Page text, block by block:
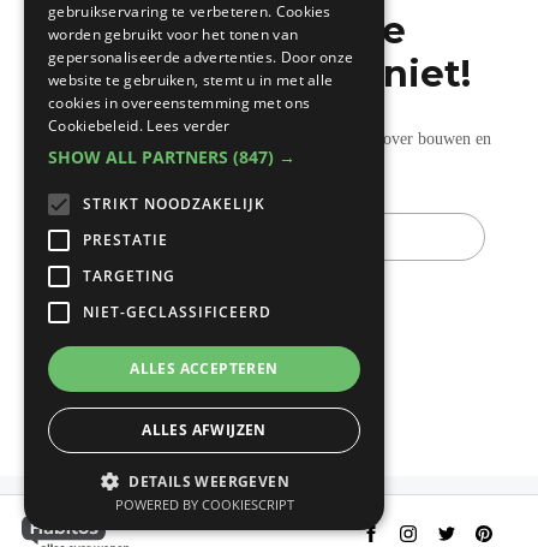
Mis de laatste
bouwnieuwtjes niet!
Ontvang onze wekelijkse updates vol nuttige tips over bouwen en
verbouwen.
E-
mail
gebruikservaring te verbeteren. Cookies
worden gebruikt voor het tonen van
gepersonaliseerde advertenties. Door onze
website te gebruiken, stemt u in met alle
cookies in overeenstemming met ons
Cookiebeleid. Lees verder
SHOW ALL PARTNERS (847) →
STRIKT NOODZAKELIJK
PRESTATIE
TARGETING
NIET-GECLASSIFICEERD
ALLES ACCEPTEREN
ALLES AFWIJZEN
DETAILS WEERGEVEN
POWERED BY COOKIESCRIPT